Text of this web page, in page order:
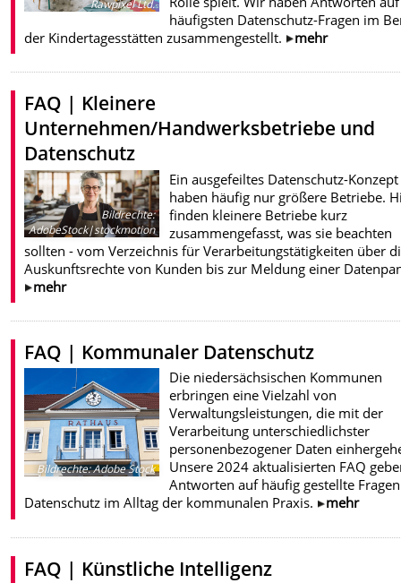
Rawpixel Ltd.
häufigsten Datenschutz-Fragen im
der Kindertagesstätten zusammengestellt.
mehr
FAQ | Kleinere
Unternehmen/Handwerksbetriebe und
Datenschutz
Bildrechte:
AdobeStock|stockmotion
Ein ausgefeiltes Datenschutz-Konzept
haben häufig nur größere Betriebe.
finden kleinere Betriebe kurz
zusammengefasst, was sie beachten
sollten - vom Verzeichnis für Verarbeitungstätigkeiten über
Auskunftsrechte von Kunden bis zur Meldung einer
mehr
FAQ | Kommunaler Datenschutz
Bildrechte:Adobe Stock
Die niedersächsischen Kommunen
erbringen eine Vielzahl von
Verwaltungsleistungen, die mit der
Verarbeitung unterschiedlichster
personenbezogener Daten
Unsere 2024 aktualisierten FAQ
Antworten auf häufig gestellte
Datenschutz im Alltag der kommunalen Praxis.
mehr
FAQ | Künstliche Intelligenz